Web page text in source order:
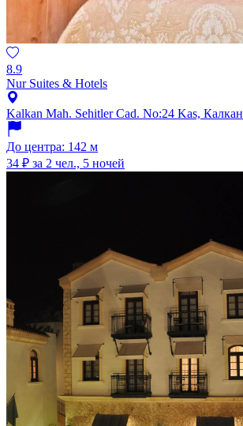
8.9
Nur Suites & Hotels
Kalkan Mah. Sehitler Cad. No:24 Kas, Калкан
До центра: 142 м
34 ₽ за 2 чел., 5 ночей